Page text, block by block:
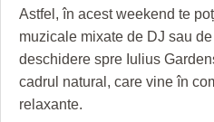
Astfel, în acest weekend te
muzicale mixate de DJ sau
deschidere spre Iulius
cadrul natural, care vine în
relaxante.